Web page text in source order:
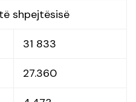
shpejtësisë
31 833
27.360